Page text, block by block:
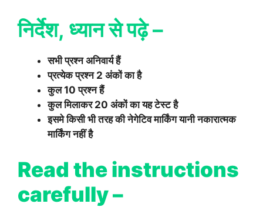
निर्देश, ध्यान से पढ़े –
सभी प्रश्न अनिवार्य हैं
प्रत्येक प्रश्न 2 अंकों का है
कुल 10 प्रश्न हैं
कुल मिलाकर 20 अंकों का यह टेस्ट है
इसमे किसी भी तरह की नेगेटिव मार्किंग यानी नकारात्मक
मार्किंग नहीं है
Read the instructions
carefully –